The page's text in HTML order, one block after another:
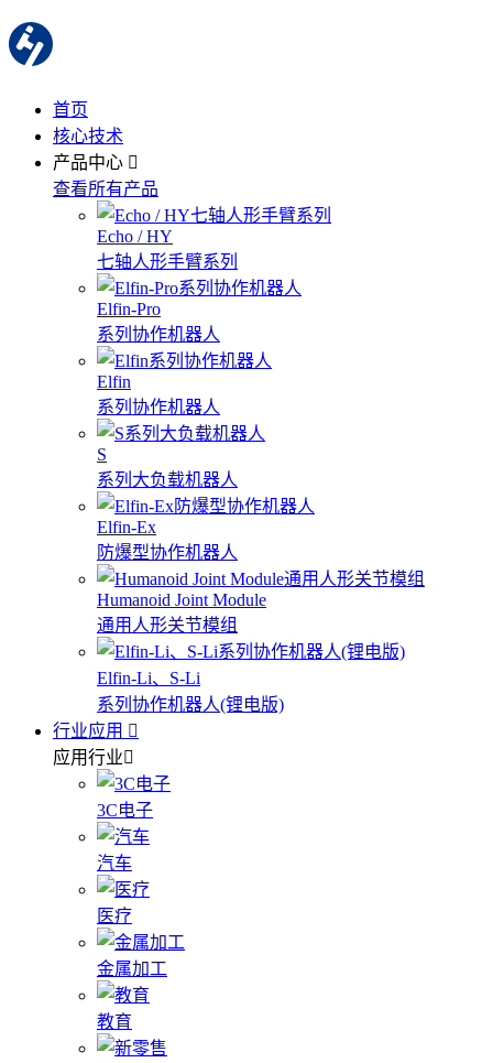
首页
核心技术
产品中心
查看所有产品
Echo / HY
七轴人形手臂系列
Elfin-Pro
系列协作机器人
Elfin
系列协作机器人
S
系列大负载机器人
Elfin-Ex
防爆型协作机器人
Humanoid Joint Module
通用人形关节模组
Elfin-Li、S-Li
系列协作机器人(锂电版)
行业应用
应用行业
3C电子
汽车
医疗
金属加工
教育